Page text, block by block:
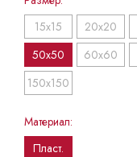
15x15
20x20
50x50
60x60
150x150
Материал:
Пласт.